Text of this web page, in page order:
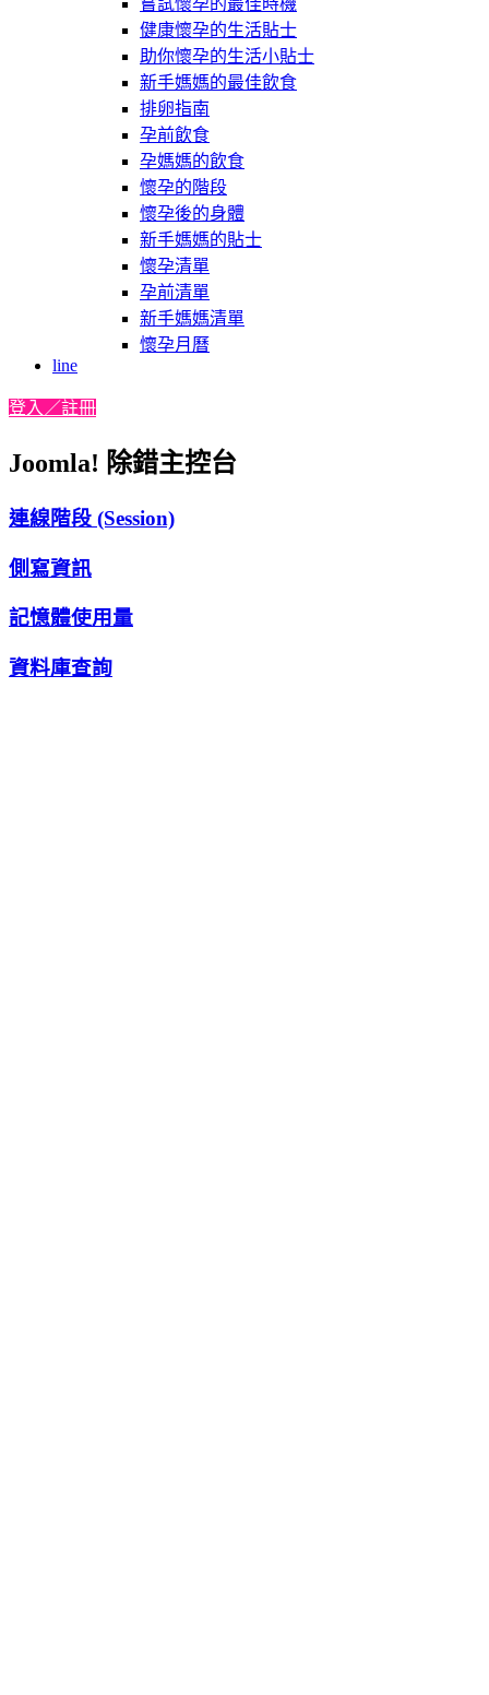
嘗試懷孕的最佳時機
健康懷孕的生活貼士
助你懷孕的生活小貼士
新手媽媽的最佳飲食
排卵指南
孕前飲食
孕媽媽的飲食
懷孕的階段
懷孕後的身體
新手媽媽的貼士
懷孕清單
孕前清單
新手媽媽清單
懷孕月曆
line
登入／註冊
Joomla! 除錯主控台
連線階段 (Session)
側寫資訊
記憶體使用量
資料庫查詢